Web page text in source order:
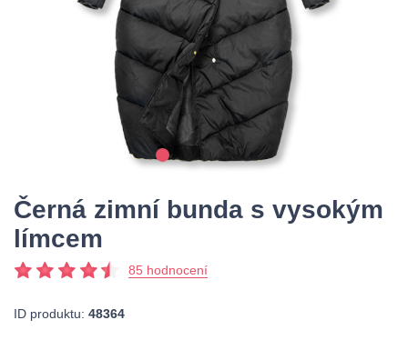
Černá zimní bunda s vysokým
límcem
85 hodnocení
ID produktu: 48364